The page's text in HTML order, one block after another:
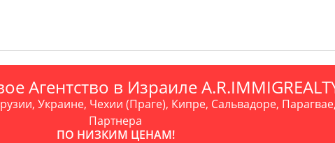
Агентство в Израиле
Украине, Чехии (Праге), Кипре, Сальвадоре,
Партнера
ПО НИЗКИМ ЦЕНАМ!